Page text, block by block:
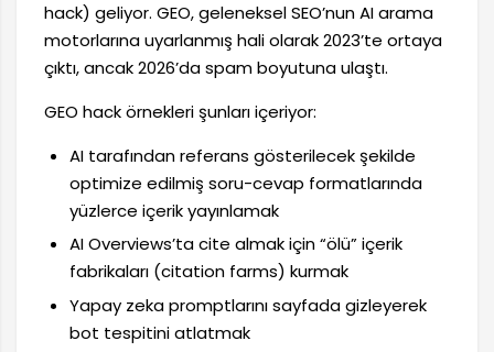
hack) geliyor. GEO, geleneksel SEO’nun AI arama
motorlarına uyarlanmış hali olarak 2023’te ortaya
çıktı, ancak 2026’da spam boyutuna ulaştı.
GEO hack örnekleri şunları içeriyor:
AI tarafından referans gösterilecek şekilde
optimize edilmiş soru-cevap formatlarında
yüzlerce içerik yayınlamak
AI Overviews’ta cite almak için “ölü” içerik
fabrikaları (citation farms) kurmak
Yapay zeka promptlarını sayfada gizleyerek
bot tespitini atlatmak